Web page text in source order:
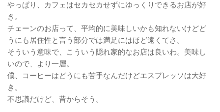
やっぱり、カフェはセカセカせずにゆっくりできるお店が好
き。
チェーンのお店って、平均的に美味しいかも知れないけどど
うにも居住性と言う部分では満足にはほど遠くてさ。
そういう意味で、こういう隠れ家的なお店は良いわ。美味し
いので、より一層。
僕、コーヒーはどうにも苦手なんだけどエスプレッソは大好
き。
不思議だけど、昔からそう。